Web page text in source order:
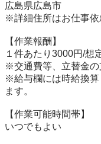
広島県広島市
※詳細住所はお仕事依
【作業報酬】
１件あたり3000円/想
※交通費等、立替金の
※給与欄には時給換算
ます。
【作業可能時間帯】
いつでもよい